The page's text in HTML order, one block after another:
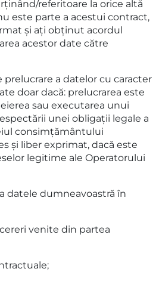
referitoare la orice altă
este parte a acestui contract,
și ați obținut acordul
acestor date către
prelucrare a datelor cu caracter
doar dacă: prelucrarea este
sau executarea unui
unei obligații legale a
consimțământului
și liber exprimat, dacă este
legitime ale Operatorului
datele dumneavoastră în
venite din partea